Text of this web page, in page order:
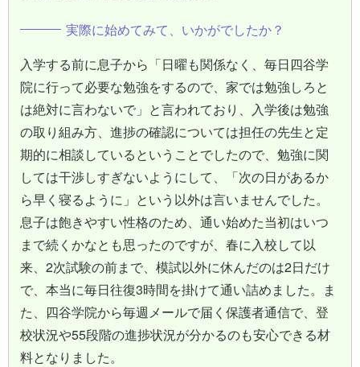
実際に始めてみて、いかがでしたか？
入学する前に息子から「日曜も関係なく、毎日四谷学
院に行って必要な勉強をするので、家では勉強しろと
は絶対に言わないで」と言われており、入学後は勉強
の取り組み方、進捗の確認については担任の先生と定
期的に相談しているということでしたので、勉強に関
しては干渉しすぎないようにして、「次の日があるか
ら早く寝るように」という以外は言いませんでした。
息子は飽きやすい性格のため、通い始めた当初はいつ
まで続くかなとも思ったのですが、春に入校して以
来、2次試験の前まで、模試以外に休んだのは2日だけ
で、本当に毎日往復3時間を掛けて通い詰めました。ま
た、四谷学院から毎週メールで届く保護者通信で、登
校状況や55段階の進捗状況が分かるのも安心できる材
料となりました。